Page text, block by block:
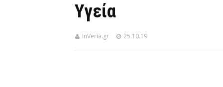
Υγεία
InVeria.gr 25.10.19